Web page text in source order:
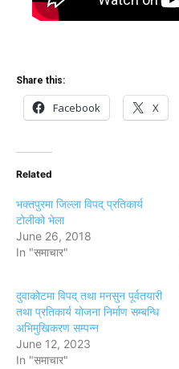
Share this:
Facebook X
Related
भक्तपुरमा जिल्ला विपद् प्रतिकार्य
टोलीको भेला
June 26, 2018
In "समाचार"
दुवाकोटमा विपद् तथा मनसुन पूर्वतयारी
तथा प्रतिकार्य योजना निर्माण सम्बन्धि
अभिमुखिकरण सम्पन्न
June 12, 2023
In "समाचार"